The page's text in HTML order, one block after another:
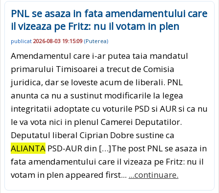
PNL se asaza in fata amendamentului care
il vizeaza pe Fritz: nu il votam in plen
publicat 2026-08-03 19:15:09 (Puterea)
Amendamentul care i-ar putea taia mandatul
primarului Timisoarei a trecut de Comisia
juridica, dar se loveste acum de liberali. PNL
anunta ca nu a sustinut modificarile la legea
integritatii adoptate cu voturile PSD si AUR si ca nu
le va vota nici in plenul Camerei Deputatilor.
Deputatul liberal Ciprian Dobre sustine ca
ALIANTA PSD-AUR din […]The post PNL se asaza in
fata amendamentului care il vizeaza pe Fritz: nu il
votam in plen appeared first... ...continuare.